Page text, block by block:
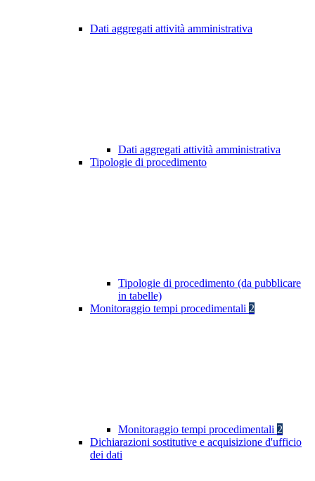
Dati aggregati attività amministrativa
Dati aggregati attività amministrativa
Tipologie di procedimento
Tipologie di procedimento (da pubblicare
in tabelle)
Monitoraggio tempi procedimentali 2
Monitoraggio tempi procedimentali 2
Dichiarazioni sostitutive e acquisizione d'ufficio
dei dati